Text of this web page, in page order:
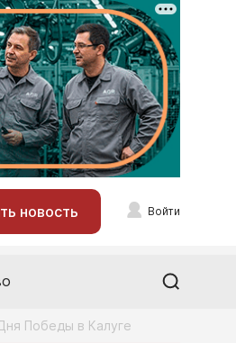
новость Войти
Победы в Калуге